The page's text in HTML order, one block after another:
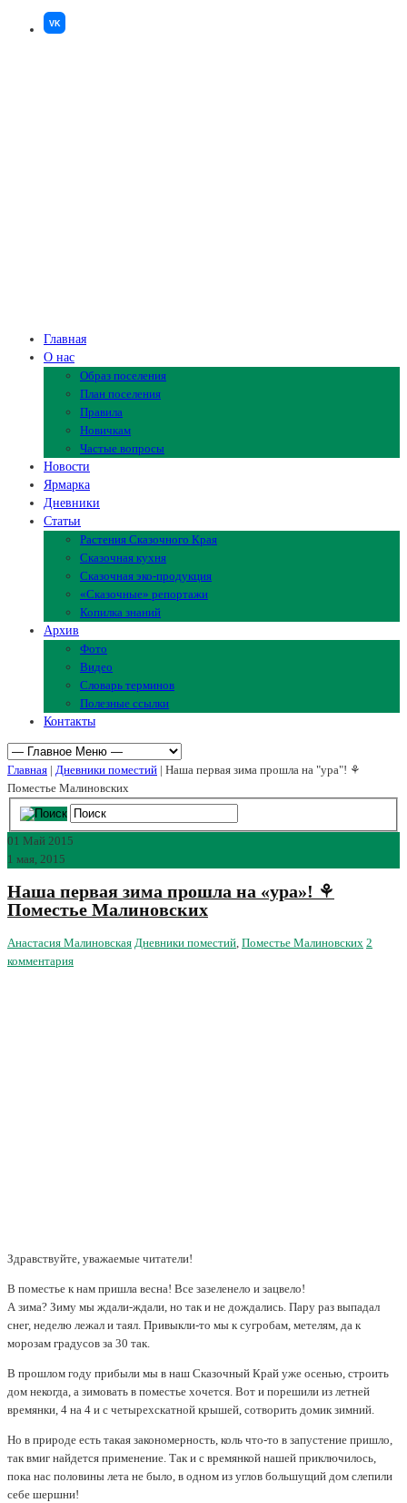
VK
Главная
О нас
Образ поселения
План поселения
Правила
Новичкам
Частые вопросы
Новости
Ярмарка
Дневники
Статьи
Растения Сказочного Края
Сказочная кухня
Сказочная эко-продукция
«Сказочные» репортажи
Копилка знаний
Архив
Фото
Видео
Словарь терминов
Полезные ссылки
Контакты
Главная | Дневники поместий | Наша первая зима прошла на "ура"! ⚘
Поместье Малиновских
01 Май 2015
1 мая, 2015
Наша первая зима прошла на «ура»! ⚘
Поместье Малиновских
Анастасия Малиновская Дневники поместий, Поместье Малиновских 2
комментария
Здравствуйте, уважаемые читатели!
В поместье к нам пришла весна! Все зазеленело и зацвело!
А зима? Зиму мы ждали-ждали, но так и не дождались. Пару раз выпадал
снег, неделю лежал и таял. Привыкли-то мы к сугробам, метелям, да к
морозам градусов за 30 так.
В прошлом году прибыли мы в наш Сказочный Край уже осенью, строить
дом некогда, а зимовать в поместье хочется. Вот и порешили из летней
времянки, 4 на 4 и с четырехскатной крышей, сотворить домик зимний.
Но в природе есть такая закономерность, коль что-то в запустение пришло,
так вмиг найдется применение. Так и с времянкой нашей приключилось,
пока нас половины лета не было, в одном из углов большущий дом слепили
себе шершни!